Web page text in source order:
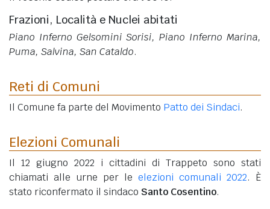
Frazioni, Località e Nuclei abitati
Piano Inferno Gelsomini Sorisi, Piano Inferno Marina,
Puma, Salvina, San Cataldo.
Reti di Comuni
Il Comune fa parte del Movimento Patto dei Sindaci.
Elezioni Comunali
Il 12 giugno 2022 i cittadini di Trappeto sono stati
chiamati alle urne per le elezioni comunali 2022. È
stato riconfermato il sindaco Santo Cosentino.